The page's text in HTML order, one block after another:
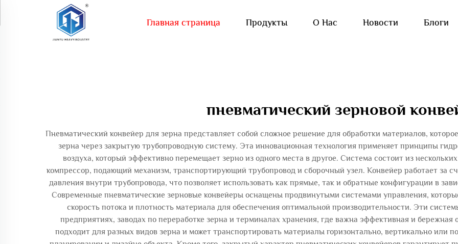
Главная страница Продукты О Нас Новости Блоги
пневматический зерновой
Пневматический конвейер для зерна представляет собой сложное решение для обработки материалов,
зерна через закрытую трубопроводную систему. Эта инновационная технология применяет принципы
воздуха, который эффективно перемещает зерно из одного места в другое. Система состоит из
компрессор, подающий механизм, транспортирующий трубопровод и сборочный узел. Конвейер работает за
давления внутри трубопровода, что позволяет использовать как прямые, так и обратные конфигурации в
Современные пневматические зерновые конвейеры оснащены продвинутыми системами управления,
скорость потока и плотность материала для обеспечения оптимальной производительности. Эти
предприятиях, заводах по переработке зерна и терминалах хранения, где важна эффективная и бережная
подходит для разных видов зерна и может транспортировать материалы горизонтально, вертикально или